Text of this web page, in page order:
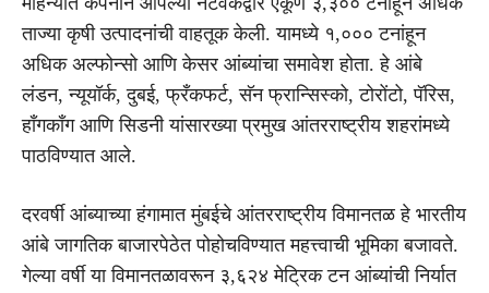
ताज्या कृषी उत्पादनांची वाहतूक केली. यामध्ये १,००० टनांहून
अधिक अल्फोन्सो आणि केसर आंब्यांचा समावेश होता. हे आंबे
लंडन, न्यूयॉर्क, दुबई, फ्रँकफर्ट, सॅन फ्रान्सिस्को, टोरोंटो, पॅरिस,
हाँगकाँग आणि सिडनी यांसारख्या प्रमुख आंतरराष्ट्रीय शहरांमध्ये
पाठविण्यात आले.
दरवर्षी आंब्याच्या हंगामात मुंबईचे आंतरराष्ट्रीय विमानतळ हे भारतीय
आंबे जागतिक बाजारपेठेत पोहोचविण्यात महत्त्वाची भूमिका बजावते.
गेल्या वर्षी या विमानतळावरून ३,६२४ मेट्रिक टन आंब्यांची निर्यात